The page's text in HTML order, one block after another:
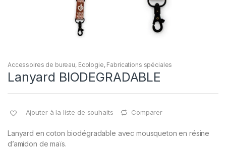
Accessoires de bureau, Ecologie, Fabrications spéciales
Lanyard BIODEGRADABLE
Ajouter à la liste de souhaits Comparer
Lanyard en coton biodégradable avec mousqueton en résine
d’amidon de maïs.